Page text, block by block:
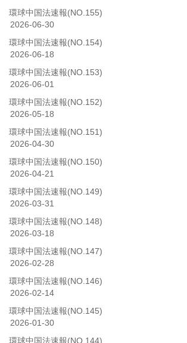
環球中国法速報(NO.155)
2026-06-30
環球中国法速報(NO.154)
2026-06-18
環球中国法速報(NO.153)
2026-06-01
環球中国法速報(NO.152)
2026-05-18
環球中国法速報(NO.151)
2026-04-30
環球中国法速報(NO.150)
2026-04-21
環球中国法速報(NO.149)
2026-03-31
環球中国法速報(NO.148)
2026-03-18
環球中国法速報(NO.147)
2026-02-28
環球中国法速報(NO.146)
2026-02-14
環球中国法速報(NO.145)
2026-01-30
環球中国法速報(NO.144)